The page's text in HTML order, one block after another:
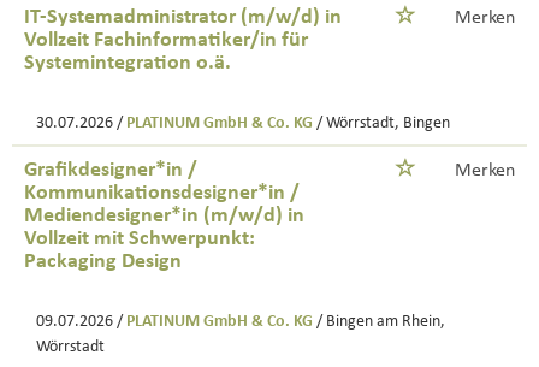
IT-Systemadministrator (m/w/d) in
Vollzeit Fachinformatiker/in für
Systemintegration o.ä.
Merken
30.07.2026 / PLATINUM GmbH & Co. KG / Wörrstadt, Bingen
Grafikdesigner*in /
Kommunikationsdesigner*in /
Mediendesigner*in (m/w/d) in
Vollzeit mit Schwerpunkt:
Packaging Design
Merken
09.07.2026 / PLATINUM GmbH & Co. KG / Bingen am Rhein,
Wörrstadt